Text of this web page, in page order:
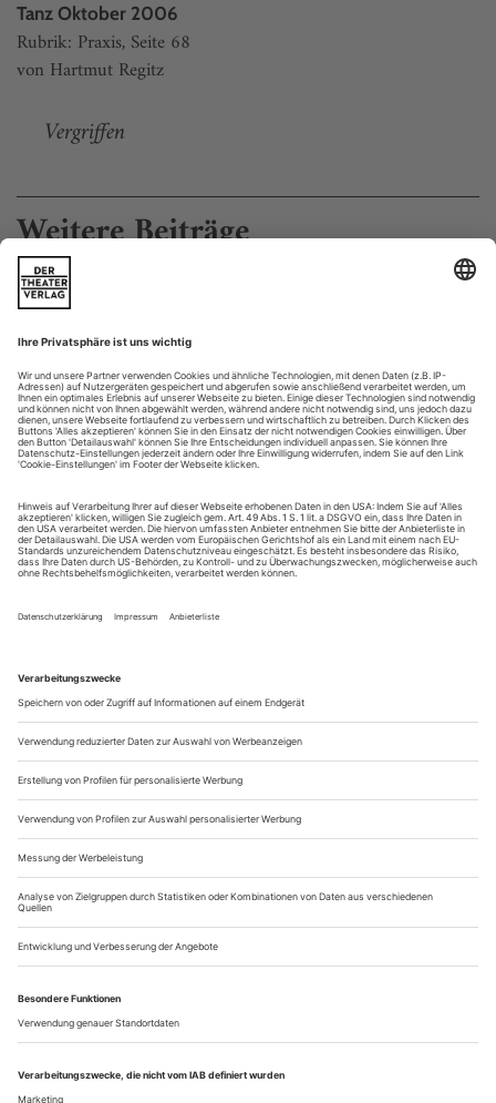
Tanz Oktober 2006
Rubrik: Praxis, Seite 68
von Hartmut Regitz
Vergriffen
Weitere Beiträge
Versteinert?
Eurythmie. Die Retter: Benedikt Zweifel und Carina Schmid
Bevor der «graue Bote» im Dreiminutenstück von Thornton
Wilder den anwesenden Herrn Mozart um eine
entsprechende Gefälligkeit bitten kann, erklingt in der
Stuttgarter Waldorfschule auf der Uhlandshöhe dessen
«Maurische Trauermusik». Das kann kein Zufall sein. Der
auch ihre heiteren, hellen Seiten hat, sind...
Meg Stuart mit «It’s not Funny!»
Partnerschaft mit der zumindest noch in revolutionärer
Restwärme vor sich hinglimmenden Volksbühne bis zu den
Salzburger Festspielen will sie nicht als Aufstieg ins
Establishment verstanden wissen. Eher vielleicht als
Husarenritt an die Front. Hier im...
Kazuo Ohno
One of the most celebrated and inspiring dancers of 20th century
turns one hundred this month.
Kazuo Ohno, the Japanese butoh artist, celebrates his 100th
birthday on October 27th. Both as a citizen and an artist,
Ohno has been a contemporary of the major events which
marked Japan’s recent history: the Kanto Earthquake, the
Pacific War, atomic bombs being dropped on Hiroshima and
Nagasaki, an American occupation, the boom and bust